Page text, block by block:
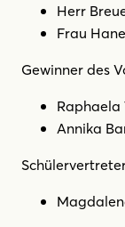
Herr
Frau
Gewinner des
Raphaela
Annika